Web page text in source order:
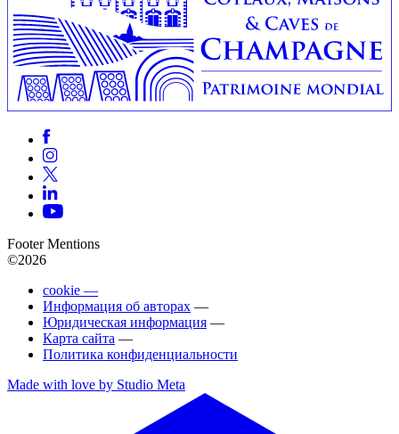
Footer Mentions
©2026
cookie —
Информация об авторах —
Юридическая информация —
Карта сайта —
Политика конфиденциальности
Made with love by Studio Meta